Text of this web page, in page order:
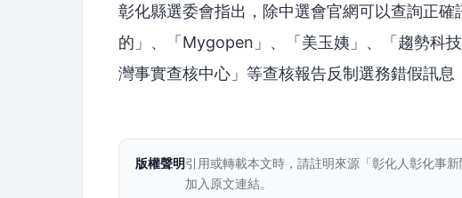
彰化縣選委會指出，除中選會官網可以查詢正
的」、「Mygopen」、「美玉姨」、「趨勢科
灣事實查核中心」等查核報告反制選務錯假訊息
版權聲明引用或轉載本文時，請註明來源「彰化人彰化事新
加入原文連結。